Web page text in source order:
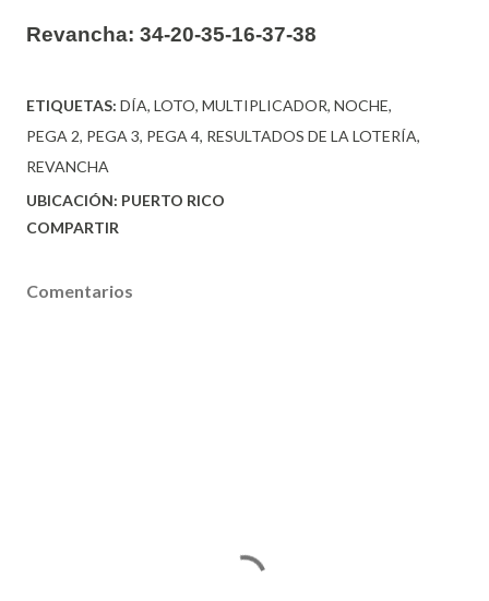
Revancha: 34-20-35-16-37-38
ETIQUETAS: DÍA LOTO MULTIPLICADOR NOCHE
PEGA 2 PEGA 3 PEGA 4 RESULTADOS DE LA LOTERÍA
REVANCHA
UBICACIÓN: PUERTO RICO
COMPARTIR
Comentarios